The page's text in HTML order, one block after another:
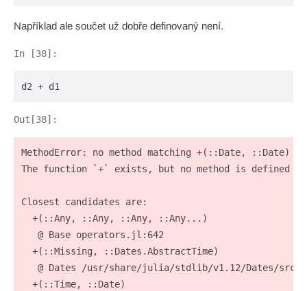
Například ale součet už dobře definovaný není.
d2 + d1
MethodError: no method matching +(::Date, ::Date)
The function `+` exists, but no method is defined
Closest candidates are:
  +(::Any, ::Any, ::Any, ::Any...)
   @ Base operators.jl:642
  +(::Missing, ::Dates.AbstractTime)
@ Dates /usr/share/julia/stdlib/v1.12/Dates/src/
  +(::Time, ::Date)